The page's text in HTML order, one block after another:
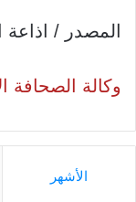
المصدر / اذاعة
وكالة الصحافة
الأشهر